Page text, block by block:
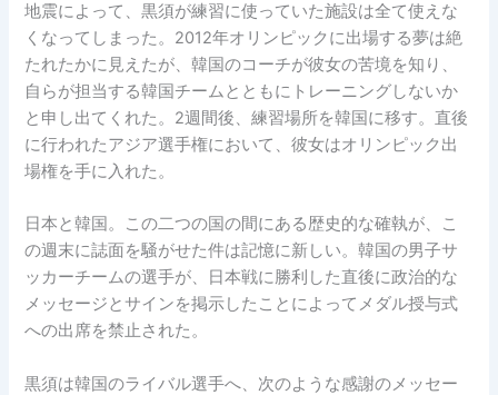
地震によって、黒須が練習に使っていた施設は全て使えな
くなってしまった。2012年オリンピックに出場する夢は絶
たれたかに見えたが、韓国のコーチが彼女の苦境を知り、
自らが担当する韓国チームとともにトレーニングしないか
と申し出てくれた。2週間後、練習場所を韓国に移す。直後
に行われたアジア選手権において、彼女はオリンピック出
場権を手に入れた。
日本と韓国。この二つの国の間にある歴史的な確執が、こ
の週末に誌面を騒がせた件は記憶に新しい。韓国の男子サ
ッカーチームの選手が、日本戦に勝利した直後に政治的な
メッセージとサインを掲示したことによってメダル授与式
への出席を禁止された。
黒須は韓国のライバル選手へ、次のような感謝のメッセー